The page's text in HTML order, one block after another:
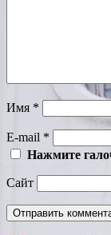
Имя *
E-mail *
Нажмите
Сайт